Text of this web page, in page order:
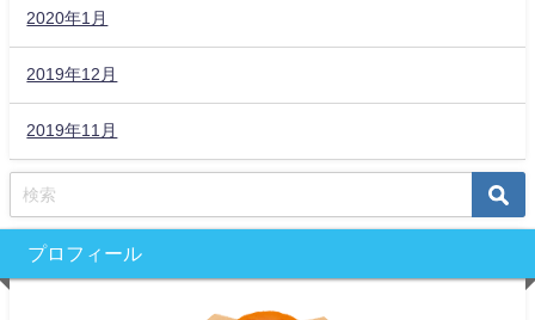
2020年1月
2019年12月
2019年11月
プロフィール